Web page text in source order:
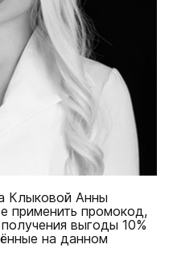
Клыковой Анны
применить промокод,
выгоды 10%
на данном